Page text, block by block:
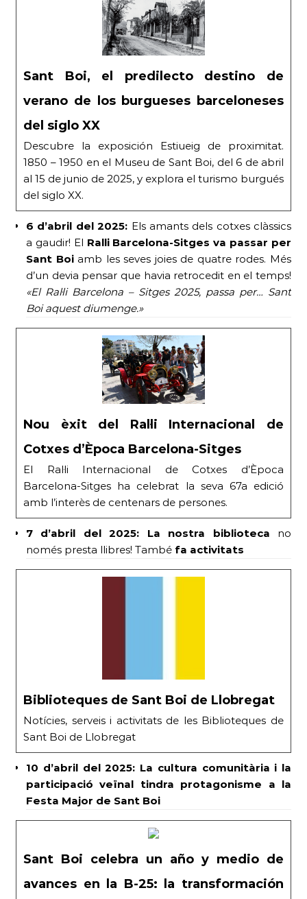
Sant Boi, el predilecto destino de
verano de los burgueses barceloneses
del siglo XX
Descubre la exposición Estiueig de proximitat.
1850 – 1950 en el Museu de Sant Boi, del 6 de abril
al 15 de junio de 2025, y explora el turismo burgués
del siglo XX.
6 d’abril del 2025: Els amants dels cotxes clàssics
a gaudir! El Ral·li Barcelona-Sitges va passar per
Sant Boiamb les seves joies de quatre rodes. Més
d’un devia pensar que havia retrocedit en el temps!
«El Ral·li Barcelona – Sitges 2025, passa per… Sant
Boi aquest diumenge.»
Nou èxit del Ral·li Internacional de
Cotxes d’Època Barcelona-Sitges
El Ral·li Internacional de Cotxes d’Època
Barcelona-Sitges ha celebrat la seva 67a edició
amb l’interès de centenars de persones.
7 d’abril del 2025: La nostra biblioteca no
només presta llibres! També fa activitats
Biblioteques de Sant Boi de Llobregat
Notícies, serveis i activitats de les Biblioteques de
Sant Boi de Llobregat
10 d’abril del 2025: La cultura comunitària i la
participació veïnal tindra protagonisme a la
Festa Major de Sant Boi
Sant Boi celebra un año y medio de
avances en la B-25: la transformación